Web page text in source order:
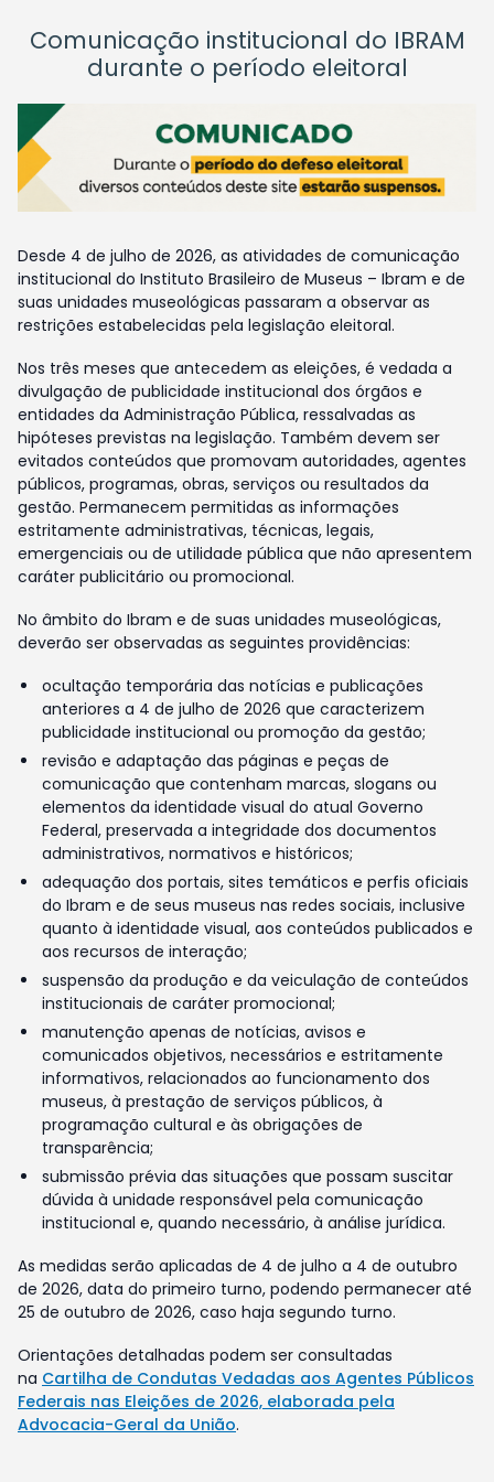
Comunicação institucional do IBRAM
durante o período eleitoral
Desde 4 de julho de 2026, as atividades de comunicação
institucional do Instituto Brasileiro de Museus – Ibram e de
suas unidades museológicas passaram a observar as
restrições estabelecidas pela legislação eleitoral.
Nos três meses que antecedem as eleições, é vedada a
divulgação de publicidade institucional dos órgãos e
entidades da Administração Pública, ressalvadas as
hipóteses previstas na legislação. Também devem ser
evitados conteúdos que promovam autoridades, agentes
públicos, programas, obras, serviços ou resultados da
gestão. Permanecem permitidas as informações
estritamente administrativas, técnicas, legais,
emergenciais ou de utilidade pública que não apresentem
caráter publicitário ou promocional.
No âmbito do Ibram e de suas unidades museológicas,
deverão ser observadas as seguintes providências:
ocultação temporária das notícias e publicações
anteriores a 4 de julho de 2026 que caracterizem
publicidade institucional ou promoção da gestão;
revisão e adaptação das páginas e peças de
comunicação que contenham marcas, slogans ou
elementos da identidade visual do atual Governo
Federal, preservada a integridade dos documentos
administrativos, normativos e históricos;
adequação dos portais, sites temáticos e perfis oficiais
do Ibram e de seus museus nas redes sociais, inclusive
quanto à identidade visual, aos conteúdos publicados e
aos recursos de interação;
suspensão da produção e da veiculação de conteúdos
institucionais de caráter promocional;
manutenção apenas de notícias, avisos e
comunicados objetivos, necessários e estritamente
informativos, relacionados ao funcionamento dos
museus, à prestação de serviços públicos, à
programação cultural e às obrigações de
transparência;
submissão prévia das situações que possam suscitar
dúvida à unidade responsável pela comunicação
institucional e, quando necessário, à análise jurídica.
As medidas serão aplicadas de 4 de julho a 4 de outubro
de 2026, data do primeiro turno, podendo permanecer até
25 de outubro de 2026, caso haja segundo turno.
Orientações detalhadas podem ser consultadas
na Cartilha de Condutas Vedadas aos Agentes Públicos
Federais nas Eleições de 2026, elaborada pela
Advocacia-Geral da União.